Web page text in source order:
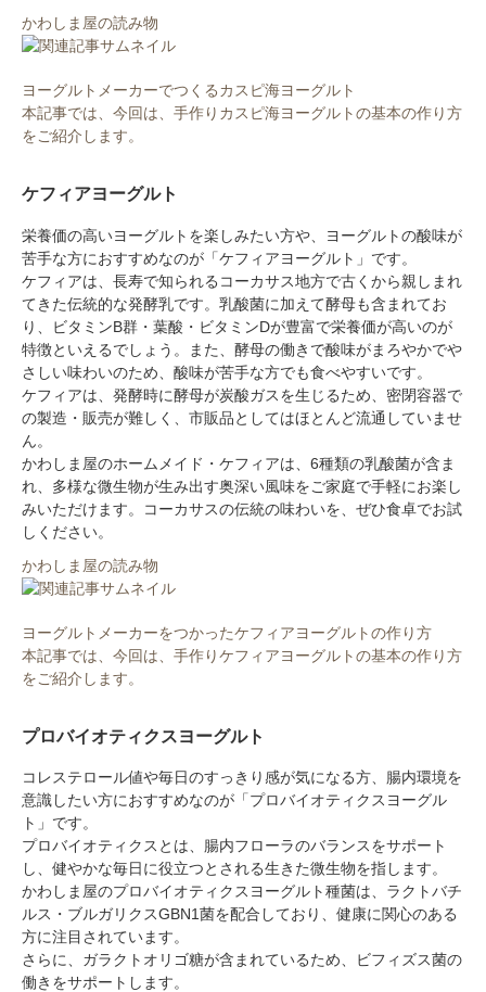
かわしま屋の読み物
ヨーグルトメーカーでつくるカスピ海ヨーグルト
本記事では、今回は、手作りカスピ海ヨーグルトの基本の作り方
をご紹介します。
ケフィアヨーグルト
栄養価の高いヨーグルトを楽しみたい方や、ヨーグルトの酸味が
苦手な方におすすめなのが「ケフィアヨーグルト」です。
ケフィアは、長寿で知られるコーカサス地方で古くから親しまれ
てきた伝統的な発酵乳です。乳酸菌に加えて酵母も含まれてお
り、ビタミンB群・葉酸・ビタミンDが豊富で栄養価が高いのが
特徴といえるでしょう。また、酵母の働きで酸味がまろやかでや
さしい味わいのため、酸味が苦手な方でも食べやすいです。
ケフィアは、発酵時に酵母が炭酸ガスを生じるため、密閉容器で
の製造・販売が難しく、市販品としてはほとんど流通していませ
ん。
かわしま屋のホームメイド・ケフィアは、6種類の乳酸菌が含ま
れ、多様な微生物が生み出す奥深い風味をご家庭で手軽にお楽し
みいただけます。コーカサスの伝統の味わいを、ぜひ食卓でお試
しください。
かわしま屋の読み物
ヨーグルトメーカーをつかったケフィアヨーグルトの作り方
本記事では、今回は、手作りケフィアヨーグルトの基本の作り方
をご紹介します。
プロバイオティクスヨーグルト
コレステロール値や毎日のすっきり感が気になる方、腸内環境を
意識したい方におすすめなのが「プロバイオティクスヨーグル
ト」です。
プロバイオティクスとは、腸内フローラのバランスをサポート
し、健やかな毎日に役立つとされる生きた微生物を指します。
かわしま屋のプロバイオティクスヨーグルト種菌は、ラクトバチ
ルス・ブルガリクスGBN1菌を配合しており、健康に関心のある
方に注目されています。
さらに、ガラクトオリゴ糖が含まれているため、ビフィズス菌の
働きをサポートします。